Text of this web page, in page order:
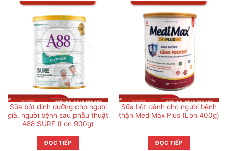
Sữa bột dinh dưỡng cho người
già, người bệnh sau phẫu thuật
A88 SURE (Lon 900g)
ĐỌC TIẾP
Sữa bột dành cho người bệnh
thận MediMax Plus (Lon 400g)
ĐỌC TIẾP